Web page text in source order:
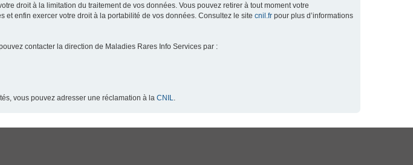
droit à la limitation du traitement de vos données. Vous pouvez retirer à tout moment votre
enfin exercer votre droit à la portabilité de vos données. Consultez le site cnil.fr pour plus d’informations
contacter la direction de Maladies Rares Info Services par :
vous pouvez adresser une réclamation à la CNIL.